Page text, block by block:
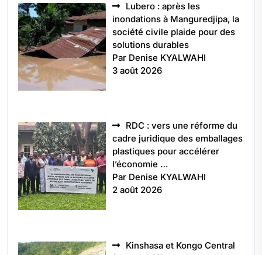
Lubero : après les
inondations à Manguredjipa, la
société civile plaide pour des
solutions durables
Par Denise KYALWAHI
3 août 2026
RDC : vers une réforme du
cadre juridique des emballages
plastiques pour accélérer
l’économie …
Par Denise KYALWAHI
2 août 2026
Kinshasa et Kongo Central